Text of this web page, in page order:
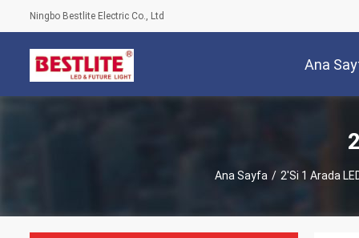
Ningbo Bestlite Electric Co., Ltd
Ana
Ana Sayfa / 2'si 1 Arada